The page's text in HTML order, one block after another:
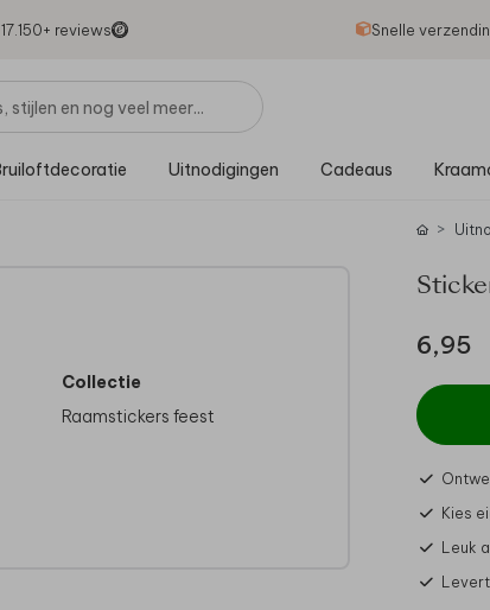
17.150+ reviews Snelle
Uitnodigingen Cadeaus
Collectie
Raamstickers feest
6,95
Kies
Leuk